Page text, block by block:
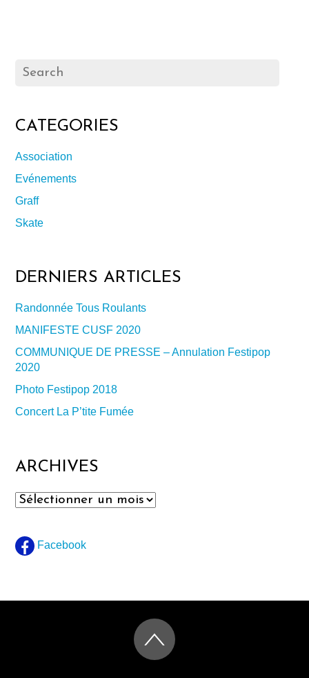
CATEGORIES
Association
Evénements
Graff
Skate
DERNIERS ARTICLES
Randonnée Tous Roulants
MANIFESTE CUSF 2020
COMMUNIQUE DE PRESSE – Annulation Festipop
2020
Photo Festipop 2018
Concert La P’tite Fumée
ARCHIVES
Archives
Facebook